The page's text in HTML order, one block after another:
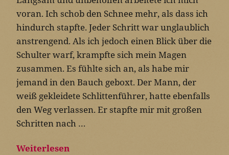
voran. Ich schob den Schnee mehr, als dass ich
hindurch stapfte. Jeder Schritt war unglaublich
anstrengend. Als ich jedoch einen Blick über die
Schulter warf, krampfte sich mein Magen
zusammen. Es fühlte sich an, als habe mir
jemand in den Bauch geboxt. Der Mann, der
weiß gekleidete Schlittenführer, hatte ebenfalls
den Weg verlassen. Er stapfte mir mit großen
Schritten nach …
Weiterlesen